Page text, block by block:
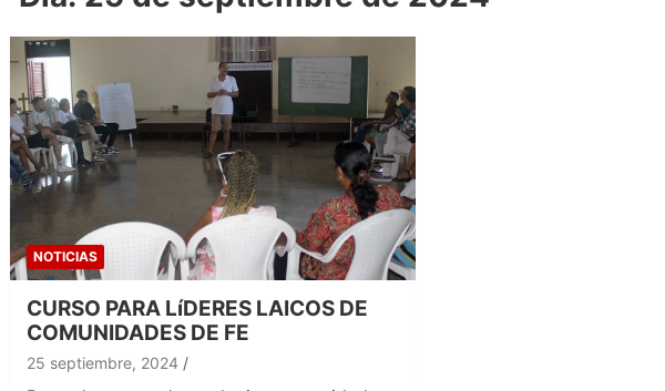
NOTICIAS
CURSO PARA LíDERES LAICOS DE
COMUNIDADES DE FE
25 septiembre, 2024